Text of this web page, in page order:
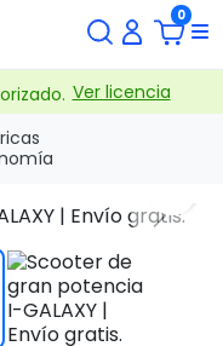
0
Ver licencia
Next